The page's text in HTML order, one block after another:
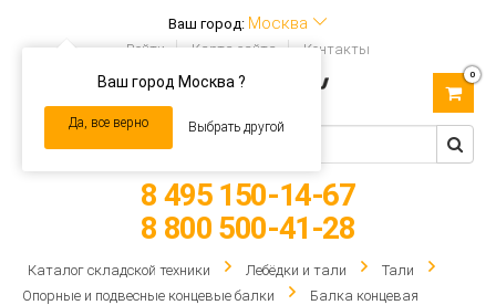
Ваш город: Москва
Ваш город Москва ?
Да, все верно Выбрать другой
Войти Карта сайта Контакты
navigation
0
8 495 150-14-67
8 800 500-41-28
Каталог складской техники Лебёдки и тали
Тали
Опорные и подвесные концевые балки
Балка концевая